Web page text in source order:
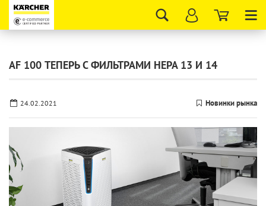
AF 100 ТЕПЕРЬ С ФИЛЬТРАМИ HEPA 13 И 14
24.02.2021 Новинки рынка